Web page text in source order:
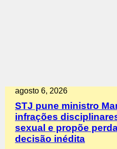
agosto 6, 2026
STJ pune ministro
infrações
sexual e propõe
decisão inédita